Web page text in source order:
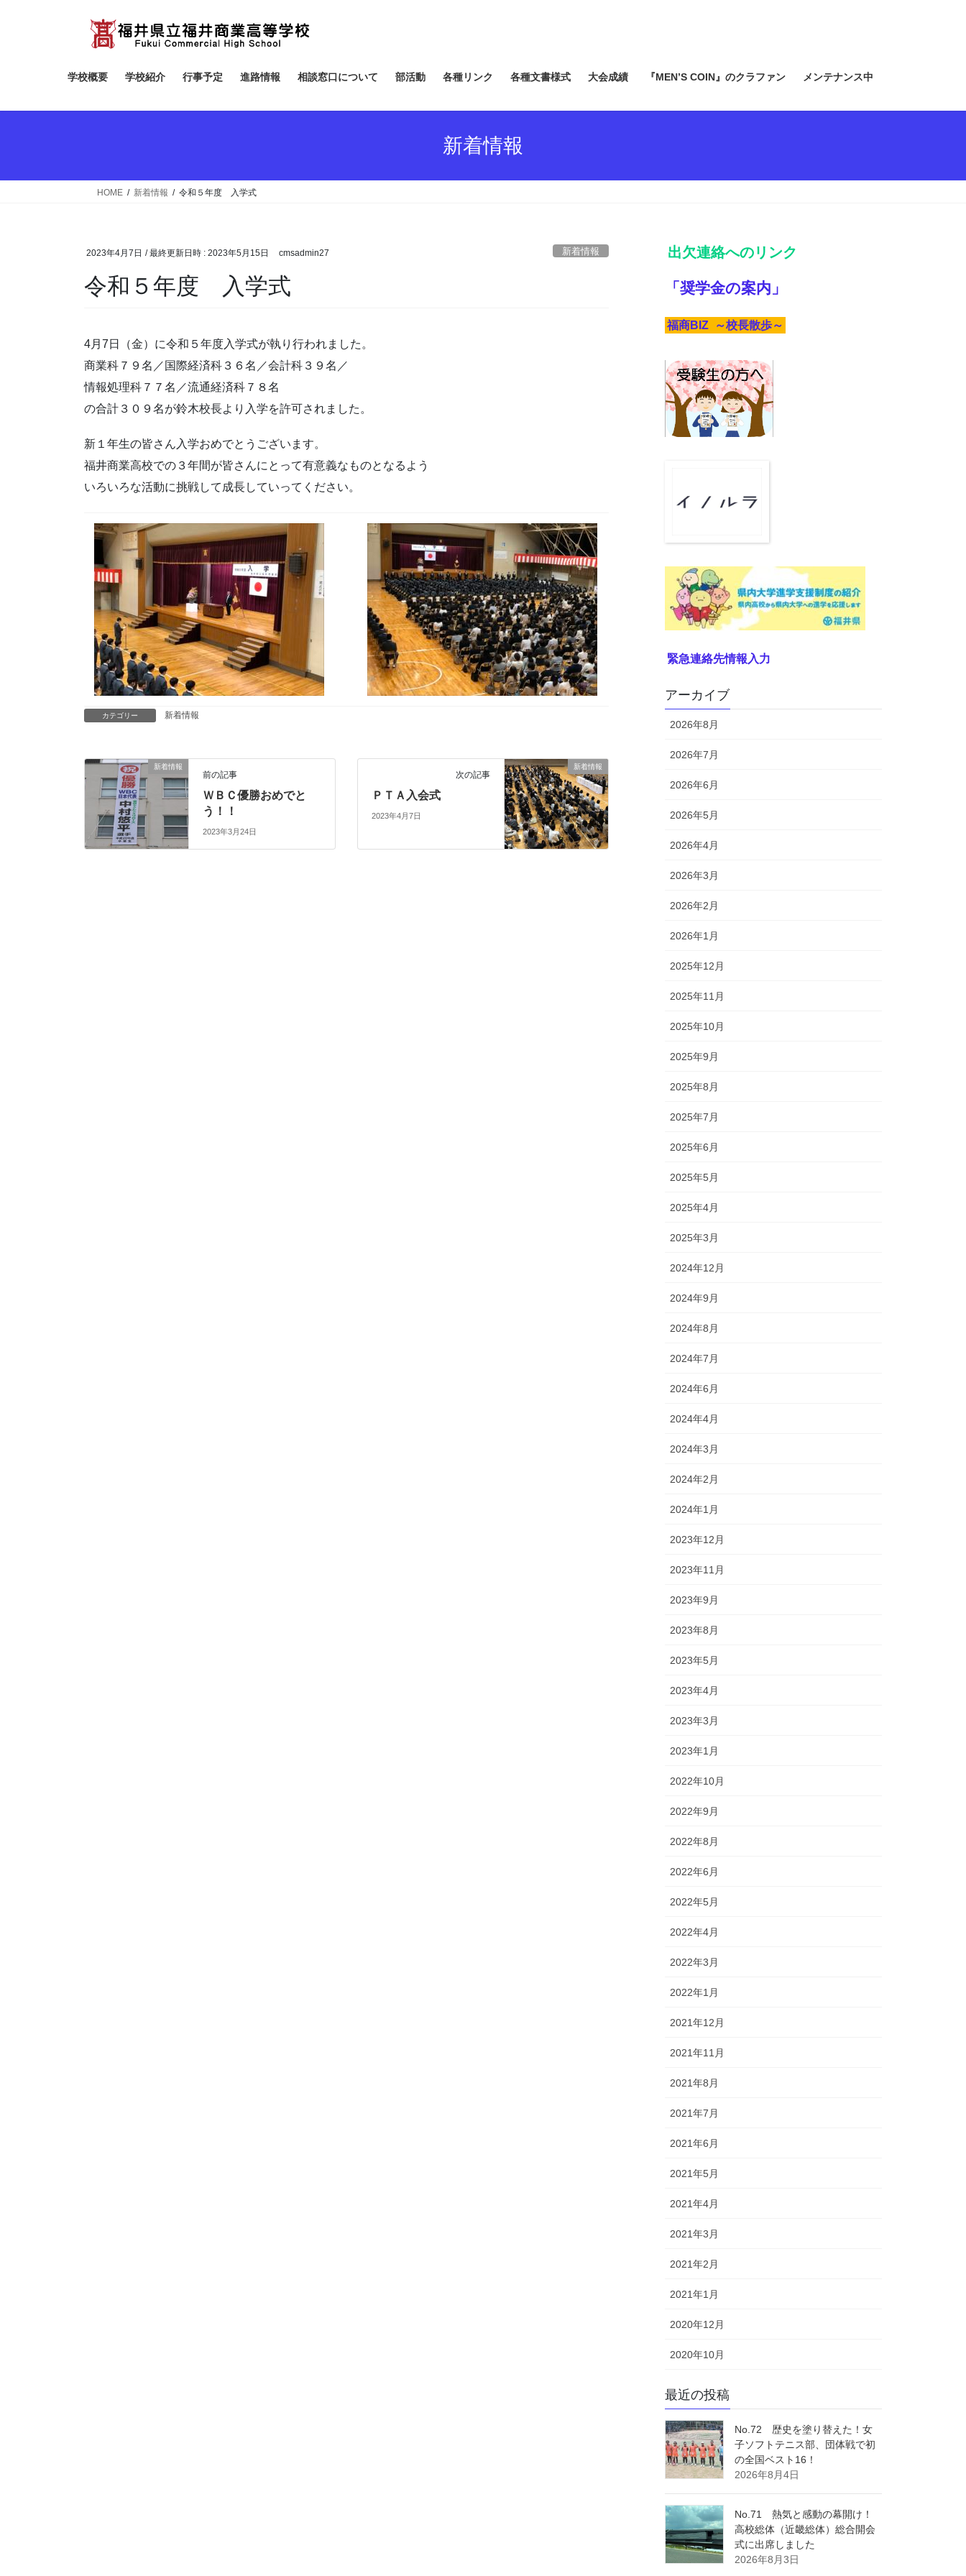
ス
ン
学校概要 学校紹介 行事予定 進路情報 相談窓口について 部活動 各種リンク 各種文書様式 大会成績 『MEN’S COIN』のクラファン メンテナンス中
新着情報
HOME 新着情報 令和５年度 入学式
2023年4月7日 / 最終更新日時 : 2023年5月15日 cmsadmin27 新着情報
令和５年度 入学式
4月7日（金）に令和５年度入学式が執り行われました。
商業科７９名／国際経済科３６名／会計科３９名／
情報処理科７７名／流通経済科７８名
の合計３０９名が鈴木校長より入学を許可されました。
新１年生の皆さん入学おめでとうございます。
福井商業高校での３年間が皆さんにとって有意義なものとなるよう
いろいろな活動に挑戦して成長していってください。
カテゴリー 新着情報
新着情報
前の記事
ＷＢＣ優勝おめでと
う！！
2023年3月24日
新着情報
次の記事
ＰＴＡ入会式
2023年4月7日
出欠連絡へのリンク
「奨学金の案内」
福商BIZ ～校長散歩～
緊急連絡先情報入力
アーカイブ
2026年8月
2026年7月
2026年6月
2026年5月
2026年4月
2026年3月
2026年2月
2026年1月
2025年12月
2025年11月
2025年10月
2025年9月
2025年8月
2025年7月
2025年6月
2025年5月
2025年4月
2025年3月
2024年12月
2024年9月
2024年8月
2024年7月
2024年6月
2024年4月
2024年3月
2024年2月
2024年1月
2023年12月
2023年11月
2023年9月
2023年8月
2023年5月
2023年4月
2023年3月
2023年1月
2022年10月
2022年9月
2022年8月
2022年6月
2022年5月
2022年4月
2022年3月
2022年1月
2021年12月
2021年11月
2021年8月
2021年7月
2021年6月
2021年5月
2021年4月
2021年3月
2021年2月
2021年1月
2020年12月
2020年10月
最近の投稿
No.72 歴史を塗り替えた！女
子ソフトテニス部、団体戦で初
の全国ベスト16！
2026年8月4日
No.71 熱気と感動の幕開け！
高校総体（近畿総体）総合開会
式に出席しました
2026年8月3日